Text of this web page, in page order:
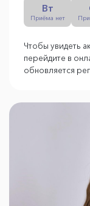
Вт
Приёма нет
Чтобы увидеть
перейдите в
обновляется